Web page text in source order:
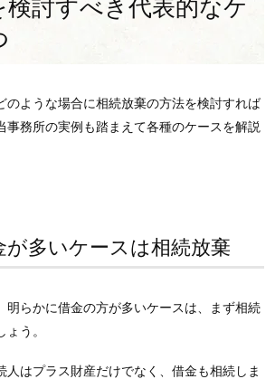
検討すべき代表的なケ
のような場合に相続放棄の方法を検討すれば
事務所の実例も踏まえて各種のケースを解説
が多いケースは相続放棄
明らかに借金の方が多いケースは、まず相続
う。
人はプラス財産だけでなく、借金も相続しま